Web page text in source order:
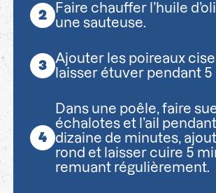
Faire chauffer l’huile
une sauteuse.
Ajouter les poireaux
laisser étuver pendant 5
Dans une poêle, faire
échalotes et l’ail
dizaine de minutes,
rond et laisser cuire 5
remuant régulièrement.